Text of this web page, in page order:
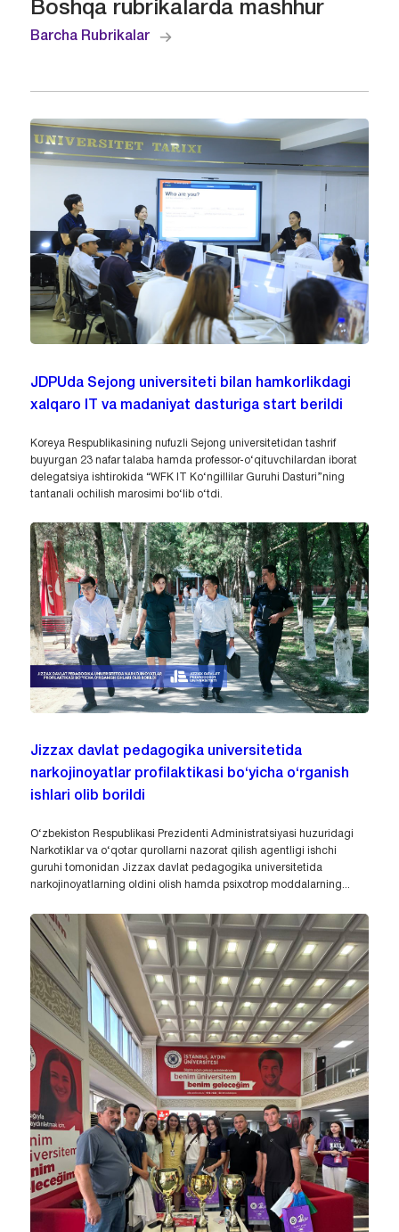
Boshqa rubrikalarda mashhur
Barcha Rubrikalar
JDPUda Sejong universiteti bilan hamkorlikdagi
xalqaro IT va madaniyat dasturiga start berildi
Koreya Respublikasining nufuzli Sejong universitetidan tashrif
buyurgan 23 nafar talaba hamda professor-o‘qituvchilardan iborat
delegatsiya ishtirokida “WFK IT Ko‘ngillilar Guruhi Dasturi”ning
tantanali ochilish marosimi bo‘lib o‘tdi.
Jizzax davlat pedagogika universitetida
narkojinoyatlar profilaktikasi bo‘yicha o‘rganish
ishlari olib borildi
O‘zbekiston Respublikasi Prezidenti Administratsiyasi huzuridagi
Narkotiklar va o‘qotar qurollarni nazorat qilish agentligi ishchi
guruhi tomonidan Jizzax davlat pedagogika universitetida
narkojinoyatlarning oldini olish hamda psixotrop moddalarning...